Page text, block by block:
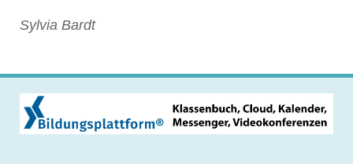
Sylvia Bardt